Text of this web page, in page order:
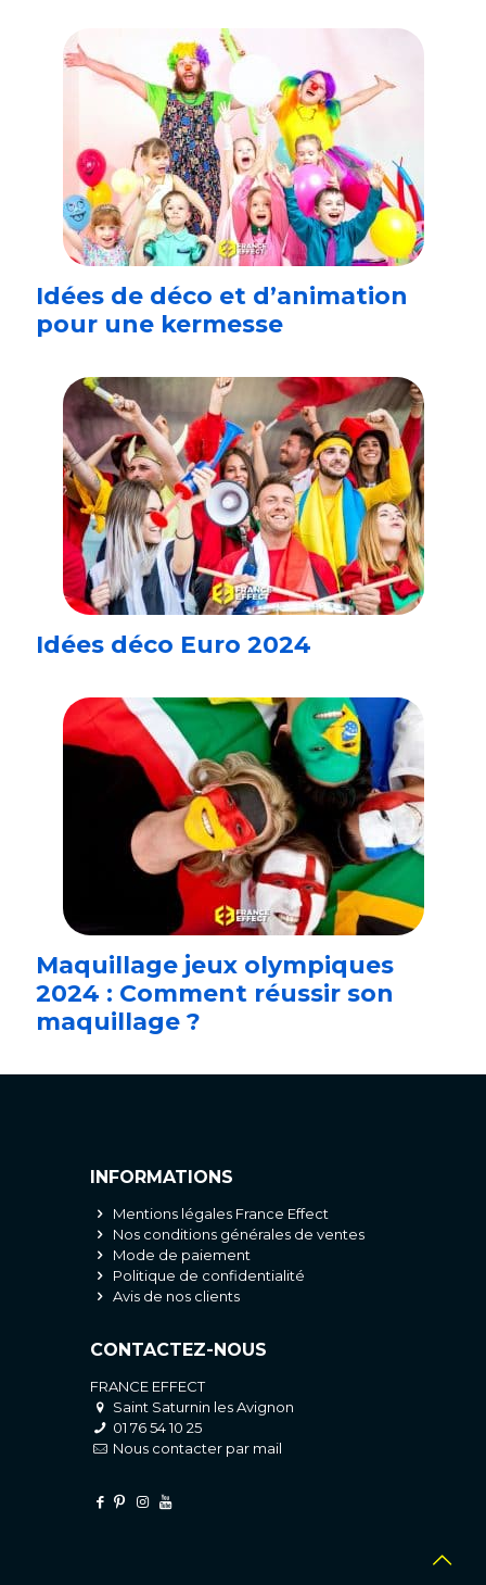
Idées de déco et d’animation
pour une kermesse
Idées déco Euro 2024
Maquillage jeux olympiques
2024 : Comment réussir son
maquillage ?
INFORMATIONS
Mentions légales France Effect
Nos conditions générales de ventes
Mode de paiement
Politique de confidentialité
Avis de nos clients
CONTACTEZ-NOUS
FRANCE EFFECT
Saint Saturnin les Avignon
01 76 54 10 25
Nous contacter par mail